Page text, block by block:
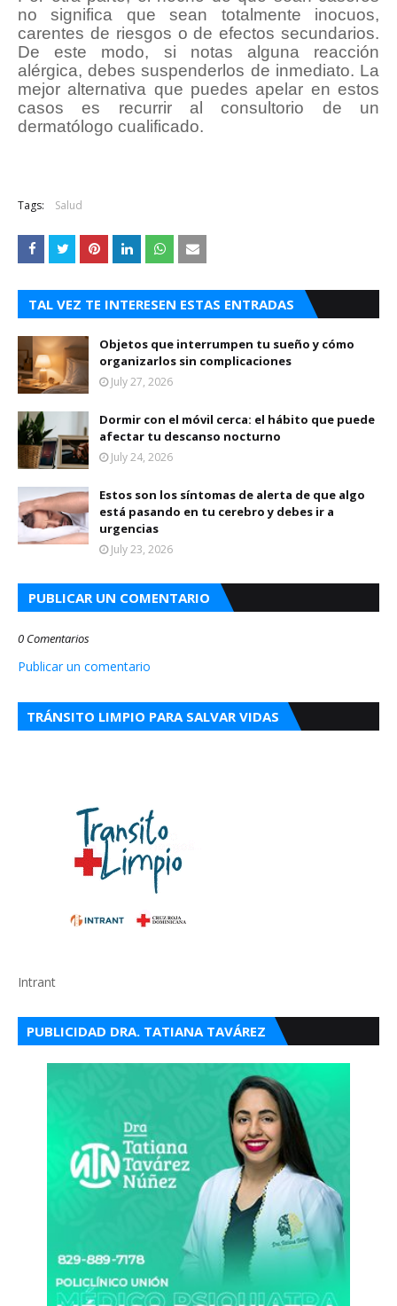
no significa que sean totalmente inocuos,
carentes de riesgos o de efectos secundarios.
De este modo, si notas alguna reacción
alérgica, debes suspenderlos de inmediato. La
mejor alternativa que puedes apelar en estos
casos es recurrir al consultorio de un
dermatólogo cualificado.
Tags: Salud
TAL VEZ TE INTERESEN ESTAS ENTRADAS
Objetos que interrumpen tu sueño y cómo
organizarlos sin complicaciones
July 27, 2026
Dormir con el móvil cerca: el hábito que puede
afectar tu descanso nocturno
July 24, 2026
Estos son los síntomas de alerta de que algo
está pasando en tu cerebro y debes ir a
urgencias
July 23, 2026
PUBLICAR UN COMENTARIO
0 Comentarios
Publicar un comentario
TRÁNSITO LIMPIO PARA SALVAR VIDAS
Intrant
PUBLICIDAD DRA. TATIANA TAVÁREZ